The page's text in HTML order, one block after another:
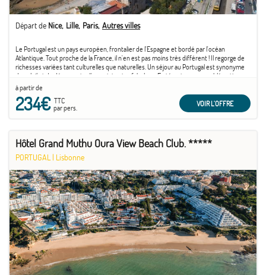
Départ de Nice Lille Paris Autres villes
Le Portugal est un pays européen, frontalier de l'Espagne et bordé par l'océan
Atlantique. Tout proche de la France, il n'en est pas moins très différent ! Il regorge de
richesses variées tant culturelles que naturelles. Un séjour au Portugal est synonyme
de soleil et de découverte d'un patrimoine fabuleux. En témoigne son emblématique
capitale ...
à partir de
234€TTC
par pers.
VOIR L'OFFRE
Hôtel Grand Muthu Oura View Beach Club. *****
PORTUGAL | Lisbonne